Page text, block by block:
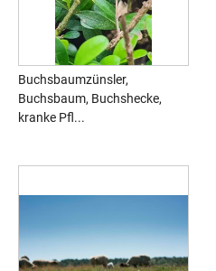
Buchsbaumzünsler,
Buchsbaum, Buchshecke,
kranke Pfl...